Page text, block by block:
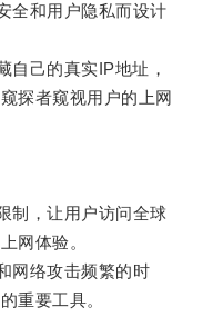
和用户隐私而设计
己的真实IP地址，
探者窥视用户的上网
，让用户访问全球
网体验。
络攻击频繁的时
重要工具。